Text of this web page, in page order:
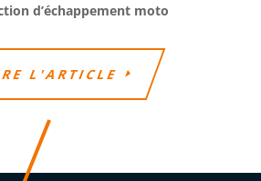
d’échappement moto
L'ARTICLE